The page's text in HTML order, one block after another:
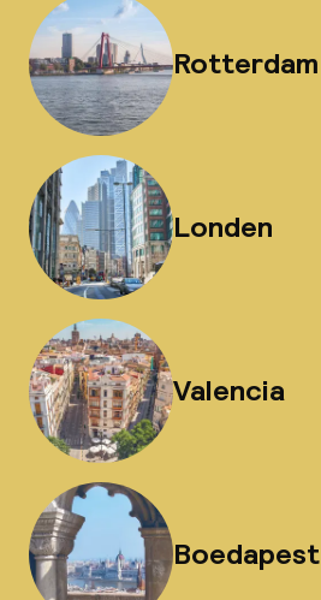
Rotterdam
Londen
Valencia
Boedapest